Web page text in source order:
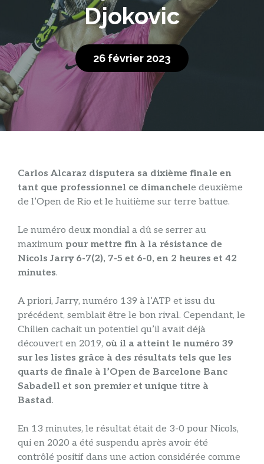
Djokovic
26 février 2023
Carlos Alcaraz disputera sa dixième finale en
tant que professionnel ce dimanchele deuxième
de l’Open de Rio et le huitième sur terre battue.
Le numéro deux mondial a dû se serrer au
maximum pour mettre fin à la résistance de
Nicols Jarry 6-7(2), 7-5 et 6-0, en 2 heures et 42
minutes.
A priori, Jarry, numéro 139 à l’ATP et issu du
précédent, semblait être le bon rival. Cependant, le
Chilien cachait un potentiel qu’il avait déjà
découvert en 2019, où il a atteint le numéro 39
sur les listes grâce à des résultats tels que les
quarts de finale à l’Open de Barcelone Banc
Sabadell et son premier et unique titre à
Bastad.
En 13 minutes, le résultat était de 3-0 pour Nicols,
qui en 2020 a été suspendu après avoir été
contrôlé positif dans une action considérée comme